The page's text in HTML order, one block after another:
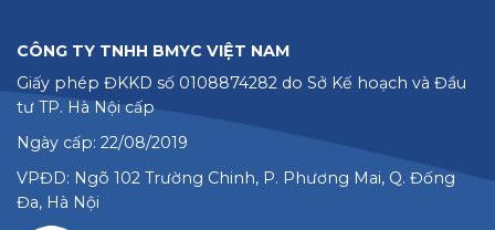
CÔNG TY TNHH BMYC VIỆT NAM
Giấy phép ĐKKD số 0108874282 do Sở Kế hoạch và Đầu
tư TP. Hà Nội cấp
Ngày cấp: 22/08/2019
VPĐD: Ngõ 102 Trường Chinh, P. Phương Mai, Q. Đống
Đa, Hà Nội